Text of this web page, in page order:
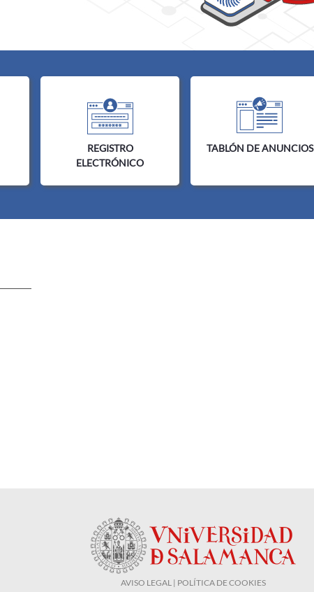
REGISTRO
ELECTRÓNICO
TABLÓN DE ANUNCIOS
AVISO LEGAL | POLÍTICA DE COOKIES